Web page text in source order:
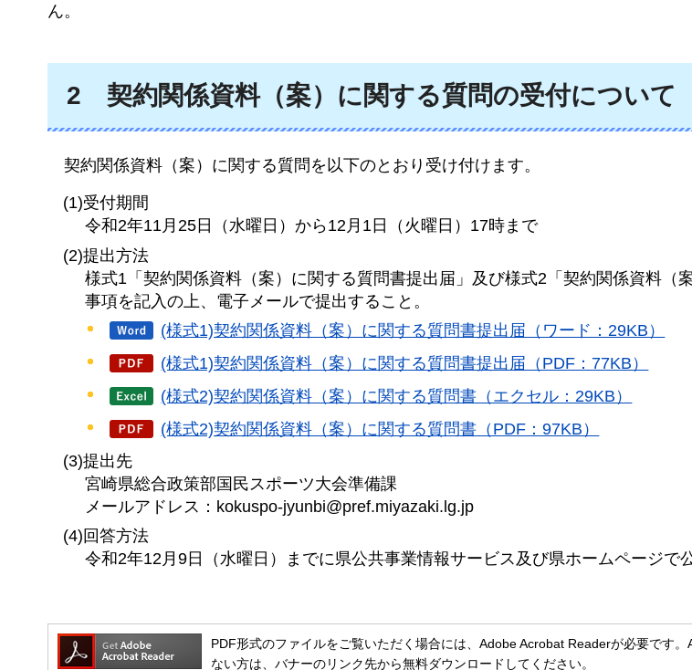
ん。
2 契約関係資料（案）に関する質問の受付について
契約関係資料（案）に関する質問を以下のとおり受け付けます。
(1)受付期間
令和2年11月25日（水曜日）から12月1日（火曜日）17時まで
(2)提出方法
様式1「契約関係資料（案）に関する質問書提出届」及び様式2「契約関係資料（
事項を記入の上、電子メールで提出すること。
(様式1)契約関係資料（案）に関する質問書提出届（ワード：29KB）
(様式1)契約関係資料（案）に関する質問書提出届（PDF：77KB）
(様式2)契約関係資料（案）に関する質問書（エクセル：29KB）
(様式2)契約関係資料（案）に関する質問書（PDF：97KB）
(3)提出先
宮崎県総合政策部国民スポーツ大会準備課
メールアドレス：kokuspo-jyunbi@pref.miyazaki.lg.jp
(4)回答方法
令和2年12月9日（水曜日）までに県公共事業情報サービス及び県ホームページで
PDF形式のファイルをご覧いただく場合には、Adobe Acrobat Readerが必要です
ない方は、バナーのリンク先から無料ダウンロードしてください。